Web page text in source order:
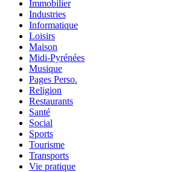
Immobilier
Industries
Informatique
Loisirs
Maison
Midi-Pyrénées
Musique
Pages Perso.
Religion
Restaurants
Santé
Social
Sports
Tourisme
Transports
Vie pratique